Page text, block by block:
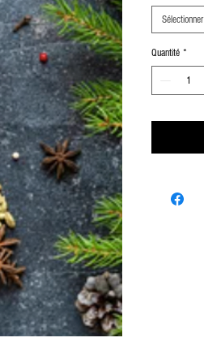
Sélectionner
Quantité *